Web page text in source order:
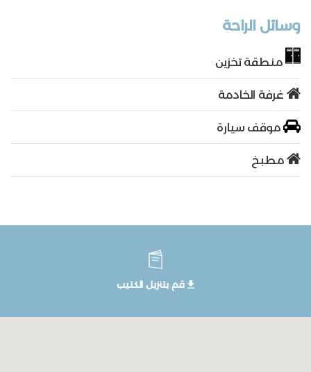
وسائل الراحة
منطقة تخزين
غرفة الخادمة
موقف سيارة
مطبخ
قم بتنزيل الكتيب